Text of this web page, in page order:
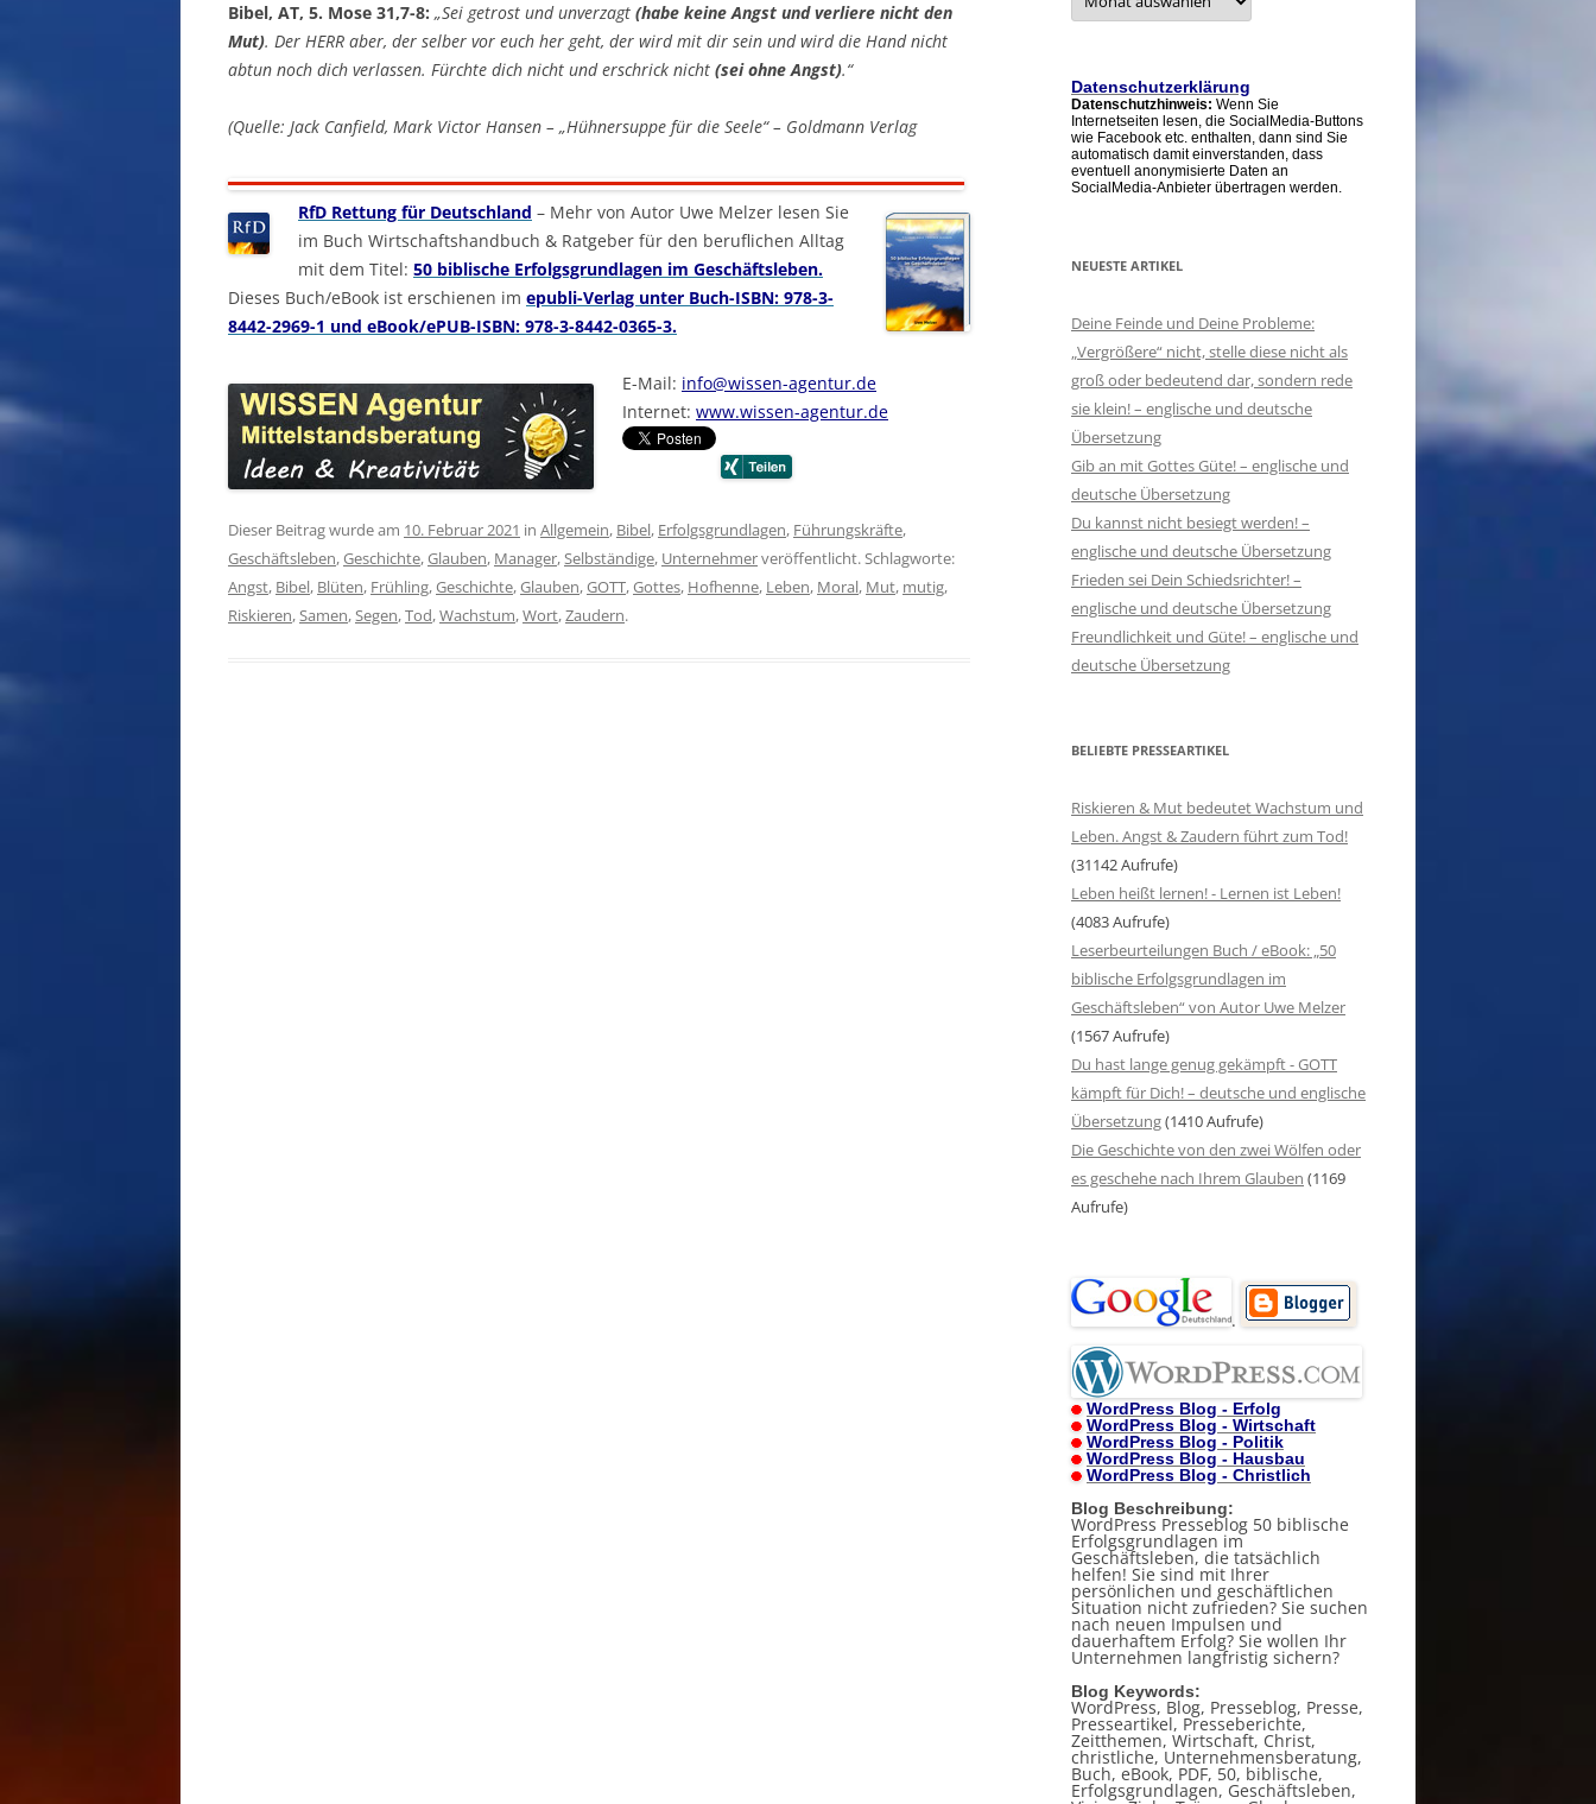
Bibel, AT, 5. Mose 31,7-8: „Sei getrost und unverzagt (habe keine Angst und verliere nicht den
Mut). Der HERR aber, der selber vor euch her geht, der wird mit dir sein und wird die Hand nicht
abtun noch dich verlassen. Fürchte dich nicht und erschrick nicht (sei ohne Angst).“
(Quelle: Jack Canfield, Mark Victor Hansen – „Hühnersuppe für die Seele“ – Goldmann Verlag
RfD Rettung für Deutschland – Mehr von Autor Uwe Melzer lesen Sie
im Buch Wirtschaftshandbuch & Ratgeber für den beruflichen Alltag
mit dem Titel: 50 biblische Erfolgsgrundlagen im Geschäftsleben.
Dieses Buch/eBook ist erschienen im epubli-Verlag unter Buch-ISBN: 978-3-
8442-2969-1 und eBook/ePUB-ISBN: 978-3-8442-0365-3.
E-Mail: info@wissen-agentur.de
Internet: www.wissen-agentur.de
Dieser Beitrag wurde am 10. Februar 2021 in Allgemein, Bibel, Erfolgsgrundlagen, Führungskräfte,
Geschäftsleben,Geschichte,Glauben, Manager,Selbständige, Unternehmerveröffentlicht. Schlagworte:
Angst, Bibel, Blüten, Frühling,Geschichte,Glauben,GOTT,Gottes, Hofhenne, Leben, Moral, Mut, mutig,
Riskieren,Samen,Segen,Tod,Wachstum,Wort,Zaudern.
alle
Datenschutzerklärung
Datenschutzhinweis: Wenn Sie
Internetseiten lesen, die SocialMedia-Buttons
wie Facebook etc. enthalten, dann sind Sie
automatisch damit einverstanden, dass
eventuell anonymisierte Daten an
SocialMedia-Anbieter übertragen werden.
NEUESTE ARTIKEL
Deine Feinde und Deine Probleme:
„Vergrößere“ nicht, stelle diese nicht als
groß oder bedeutend dar, sondern rede
sie klein! – englische und deutsche
Übersetzung
Gib an mit Gottes Güte! – englische und
deutsche Übersetzung
Du kannst nicht besiegt werden! –
englische und deutsche Übersetzung
Frieden sei Dein Schiedsrichter! –
englische und deutsche Übersetzung
Freundlichkeit und Güte! – englische und
deutsche Übersetzung
BELIEBTE PRESSEARTIKEL
Riskieren & Mut bedeutet Wachstum und
Leben. Angst & Zaudern führt zum Tod!
(31142 Aufrufe)
Leben heißt lernen! - Lernen ist Leben!
(4083 Aufrufe)
Leserbeurteilungen Buch / eBook: „50
biblische Erfolgsgrundlagen im
Geschäftsleben“ von Autor Uwe Melzer
(1567 Aufrufe)
Du hast lange genug gekämpft - GOTT
kämpft für Dich! – deutsche und englische
Übersetzung(1410 Aufrufe)
Die Geschichte von den zwei Wölfen oder
es geschehe nach Ihrem Glauben (1169
Aufrufe)
.
WordPress Blog - Erfolg
WordPress Blog - Wirtschaft
WordPress Blog - Politik
WordPress Blog - Hausbau
WordPress Blog - Christlich
Blog Beschreibung:
WordPress Presseblog 50 biblische
Erfolgsgrundlagen im
Geschäftsleben, die tatsächlich
helfen! Sie sind mit Ihrer
persönlichen und geschäftlichen
Situation nicht zufrieden? Sie suchen
nach neuen Impulsen und
dauerhaftem Erfolg? Sie wollen Ihr
Unternehmen langfristig sichern?
Blog Keywords:
WordPress, Blog, Presseblog, Presse,
Presseartikel, Presseberichte,
Zeitthemen, Wirtschaft, Christ,
christliche, Unternehmensberatung,
Buch, eBook, PDF, 50, biblische,
Erfolgsgrundlagen, Geschäftsleben,